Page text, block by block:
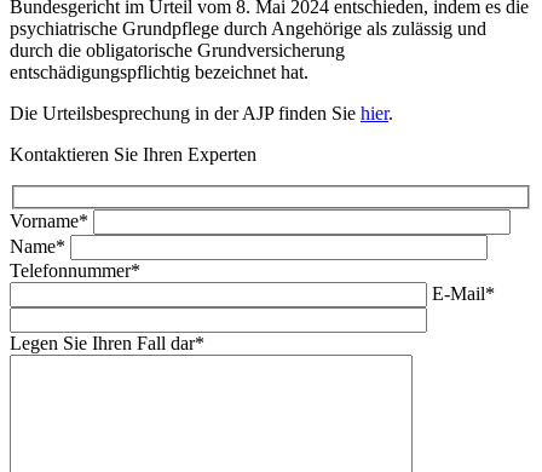
Bundesgericht im Urteil vom 8. Mai 2024 entschieden, indem es die
psychiatrische Grundpflege durch Angehörige als zulässig und
durch die obligatorische Grundversicherung
entschädigungspflichtig bezeichnet hat.
Die Urteilsbesprechung in der AJP finden Sie hier.
Kontaktieren Sie Ihren Experten
Vorname*
Name*
Telefonnummer*
E-Mail*
Legen Sie Ihren Fall dar*